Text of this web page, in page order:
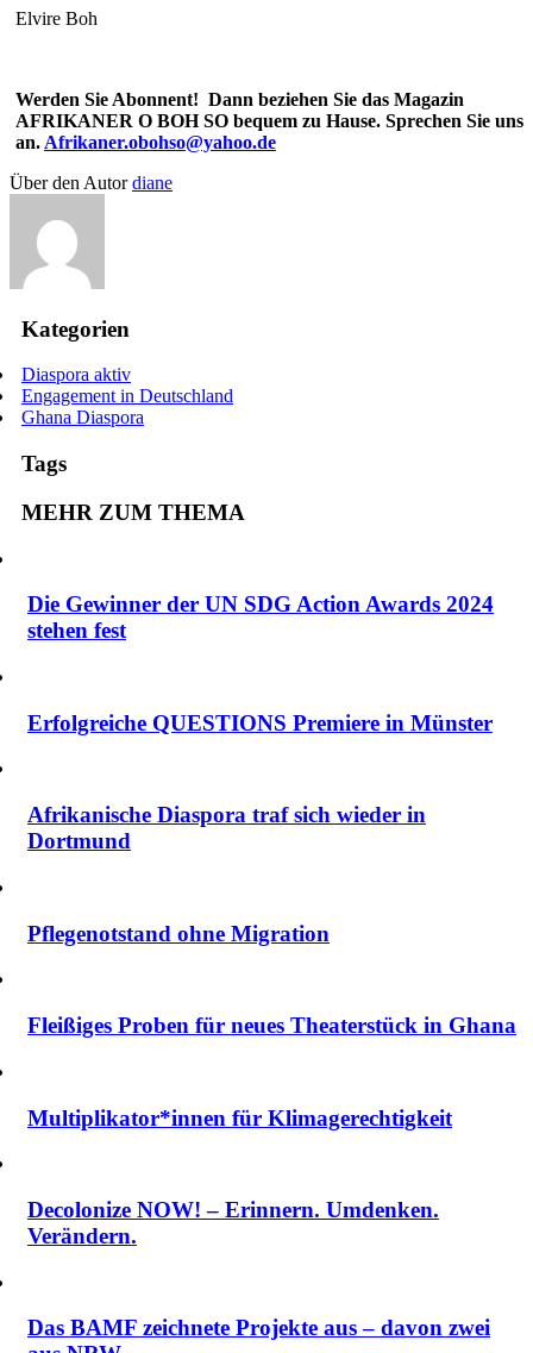
Elvire Boh
Werden Sie Abonnent! Dann beziehen Sie das Magazin
AFRIKANER O BOH SO bequem zu Hause. Sprechen Sie uns
an. Afrikaner.obohso@yahoo.de
Über den Autordiane
Kategorien
Diaspora aktiv
Engagement in Deutschland
Ghana Diaspora
Tags
MEHR ZUM THEMA
Die Gewinner der UN SDG Action Awards 2024
stehen fest
Erfolgreiche QUESTIONS Premiere in Münster
Afrikanische Diaspora traf sich wieder in
Dortmund
Pflegenotstand ohne Migration
Fleißiges Proben für neues Theaterstück in Ghana
Multiplikator*innen für Klimagerechtigkeit
Decolonize NOW! – Erinnern. Umdenken.
Verändern.
Das BAMF zeichnete Projekte aus – davon zwei